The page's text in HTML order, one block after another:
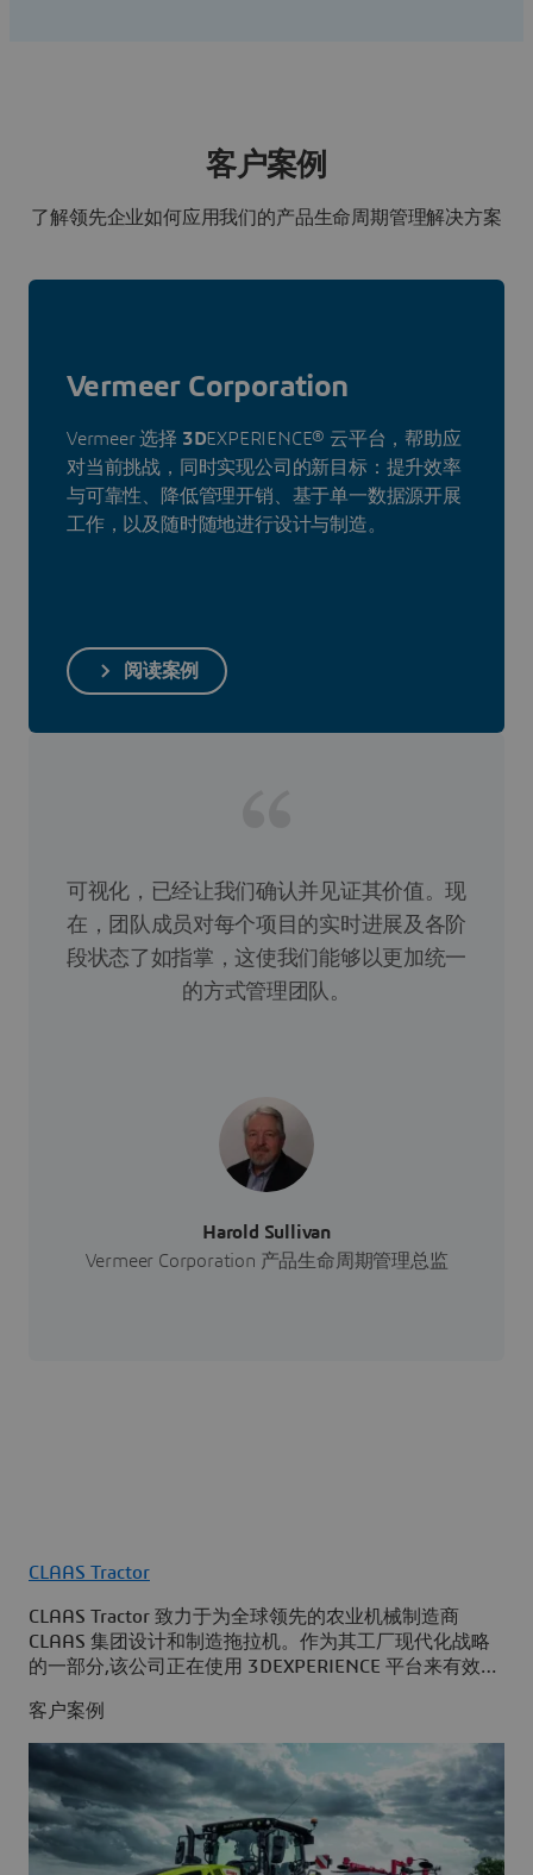
客户案例
了解领先企业如何应用我们的产品生命周期管理解决方案
Vermeer Corporation
Vermeer 选择 3DEXPERIENCE® 云平台，帮助应
对当前挑战，同时实现公司的新目标：提升效率
与可靠性、降低管理开销、基于单一数据源开展
工作，以及随时随地进行设计与制造。
阅读案例
可视化，已经让我们确认并见证其价值。现
在，团队成员对每个项目的实时进展及各阶
段状态了如指掌，这使我们能够以更加统一
的方式管理团队。
Harold Sullivan
Vermeer Corporation 产品生命周期管理总监
CLAAS Tractor
CLAAS Tractor 致力于为全球领先的农业机械制造商
CLAAS 集团设计和制造拖拉机。作为其工厂现代化战略
的一部分,该公司正在使用 3DEXPERIENCE 平台来有效应
式实现完全可追溯的生产规划与管理。
客户案例